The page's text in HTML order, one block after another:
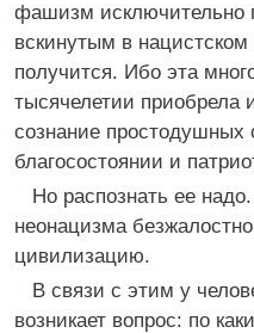
фашизм исключительно
вскинутым в
получится. Ибо эта
тысячелетии приобрела
сознание
благосостоянии и
Но распознать ее
неонацизма
цивилизацию.
В связи с этим у
возникает вопрос: по